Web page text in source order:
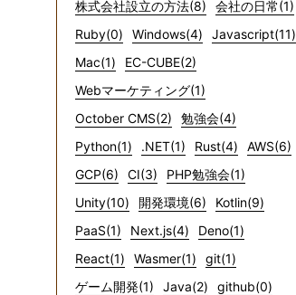
株式会社設立の方法(8)
会社の日常(1)
Ruby(0)
Windows(4)
Javascript(11)
Mac(1)
EC-CUBE(2)
Webマーケティング(1)
October CMS(2)
勉強会(4)
Python(1)
.NET(1) Rust(4)
AWS(6)
GCP(6)
CI(3)
PHP勉強会(1)
Unity(10)
開発環境(6)
Kotlin(9)
PaaS(1)
Next.js(4)
Deno(1)
React(1)
Wasmer(1)
git(1)
ゲーム開発(1)
Java(2)
github(0)